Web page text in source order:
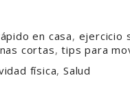
en casa, ejercicio
cortas,tips para
física,Salud